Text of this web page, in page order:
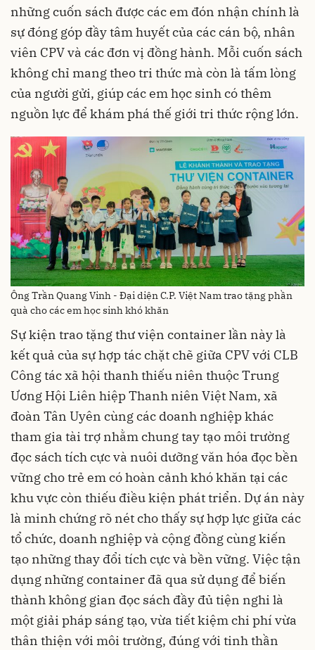
những cuốn sách được các em đón nhận chính là
sự đóng góp đầy tâm huyết của các cán bộ, nhân
viên CPV và các đơn vị đồng hành. Mỗi cuốn sách
không chỉ mang theo tri thức mà còn là tấm lòng
của người gửi, giúp các em học sinh có thêm
nguồn lực để khám phá thế giới tri thức rộng lớn.
Ông Trần Quang Vinh - Đại diện C.P. Việt Nam trao tặng phần
quà cho các em học sinh khó khăn
Sự kiện trao tặng thư viện container lần này là
kết quả của sự hợp tác chặt chẽ giữa CPV với CLB
Công tác xã hội thanh thiếu niên thuộc Trung
Ương Hội Liên hiệp Thanh niên Việt Nam, xã
đoàn Tân Uyên cùng các doanh nghiệp khác
tham gia tài trợ nhằm chung tay tạo môi trường
đọc sách tích cực và nuôi dưỡng văn hóa đọc bền
vững cho trẻ em có hoàn cảnh khó khăn tại các
khu vực còn thiếu điều kiện phát triển. Dự án này
là minh chứng rõ nét cho thấy sự hợp lực giữa các
tổ chức, doanh nghiệp và cộng đồng cùng kiến
tạo những thay đổi tích cực và bền vững. Việc tận
dụng những container đã qua sử dụng để biến
thành không gian đọc sách đầy đủ tiện nghi là
một giải pháp sáng tạo, vừa tiết kiệm chi phí vừa
thân thiện với môi trường, đúng với tinh thần